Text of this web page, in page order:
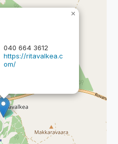
040 664 3612
https://ritavalkea.c
om/
×